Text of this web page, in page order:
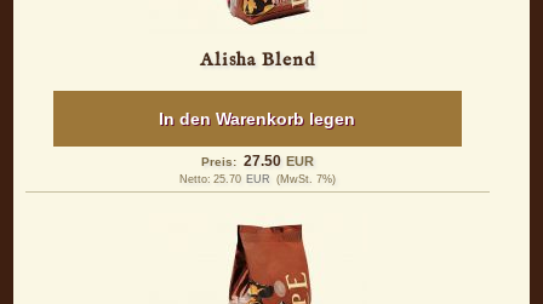
Alisha Blend
In den Warenkorb legen
Preis: 27.50 EUR
Netto: 25.70 EUR (MwSt. 7%)